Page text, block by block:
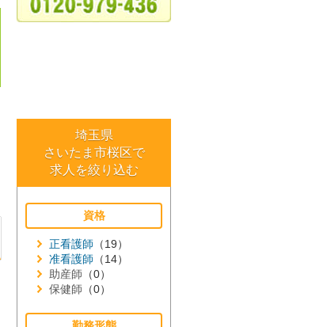
埼玉県
さいたま市桜区で
求人を絞り込む
資格
正看護師 （19）
准看護師 （14）
助産師 （0）
保健師 （0）